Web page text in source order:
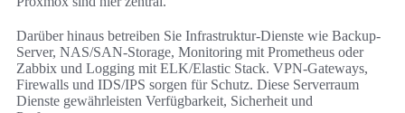
Darüber hinaus betreiben Sie Infrastruktur-Dienste wie Backup-
Server, NAS/SAN-Storage, Monitoring mit Prometheus oder
Zabbix und Logging mit ELK/Elastic Stack. VPN-Gateways,
Firewalls und IDS/IPS sorgen für Schutz. Diese Serverraum
Dienste gewährleisten Verfügbarkeit, Sicherheit und